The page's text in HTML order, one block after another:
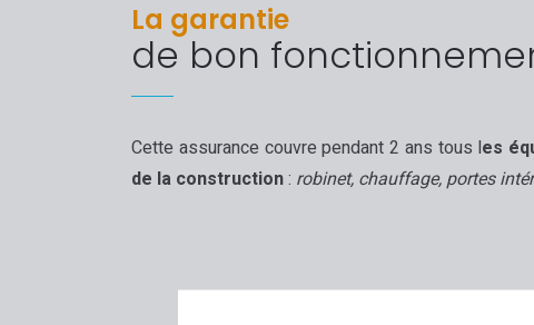
La garantie
de bon
Cette assurance couvre pendant 2 ans tous les
de la construction: robinet, chauffage, portes